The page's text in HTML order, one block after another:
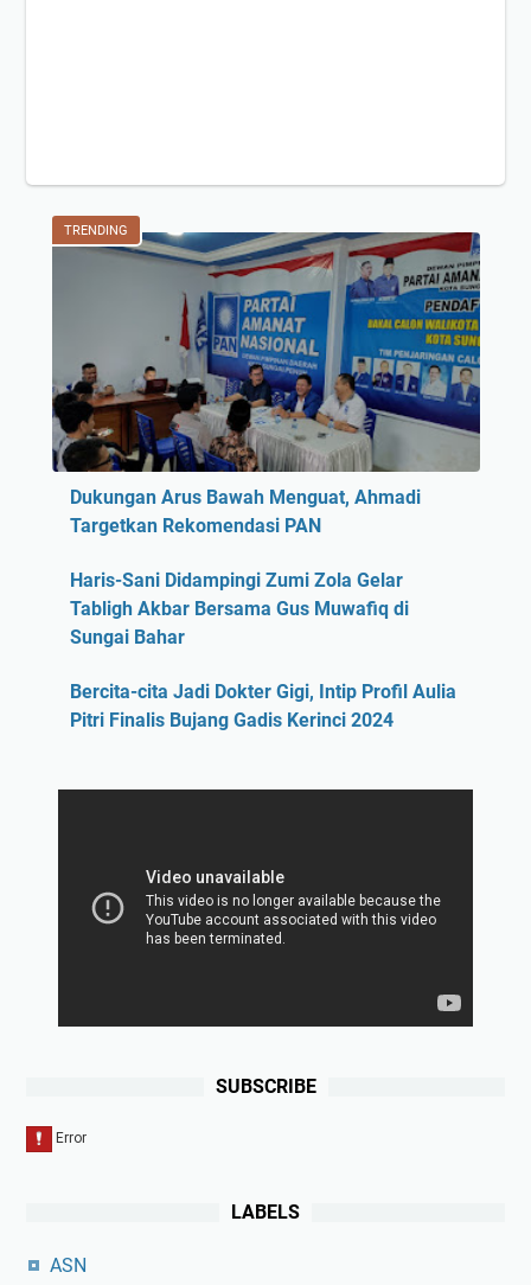
TRENDING
Dukungan Arus Bawah Menguat, Ahmadi
Targetkan Rekomendasi PAN
Haris-Sani Didampingi Zumi Zola Gelar
Tabligh Akbar Bersama Gus Muwafiq di
Sungai Bahar
Bercita-cita Jadi Dokter Gigi, Intip Profil Aulia
Pitri Finalis Bujang Gadis Kerinci 2024
SUBSCRIBE
LABELS
ASN